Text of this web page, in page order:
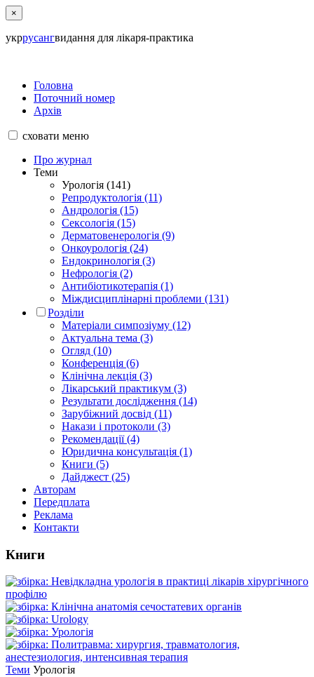
×
укррусангвидання для лікаря-практика
Головна
Поточний номер
Архів
сховати меню
Про журнал
Теми
Урологія (141)
Репродуктологія (11)
Андрологія (15)
Сексологія (15)
Дерматовенерологія (9)
Онкоурологія (24)
Ендокринологія (3)
Нефрологія (2)
Антибіотикотерапія (1)
Міждисциплінарні проблеми (131)
Розділи
Матеріали симпозіуму (12)
Актуальна тема (3)
Огляд (10)
Конференція (6)
Клінічна лекція (3)
Лікарський практикум (3)
Результати дослідження (14)
Зарубіжний досвід (11)
Накази і протоколи (3)
Рекомендації (4)
Юридична консультація (1)
Книги (5)
Дайджест (25)
Авторам
Передплата
Реклама
Контакти
Книги
Теми Урологія